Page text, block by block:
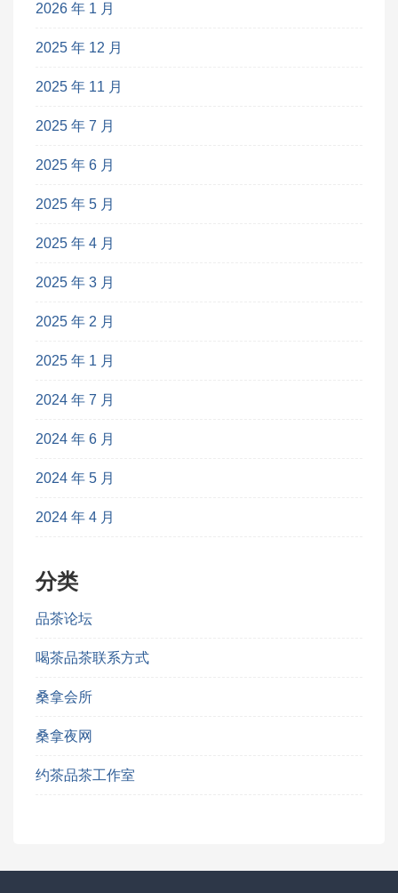
2026 年 1 月
2025 年 12 月
2025 年 11 月
2025 年 7 月
2025 年 6 月
2025 年 5 月
2025 年 4 月
2025 年 3 月
2025 年 2 月
2025 年 1 月
2024 年 7 月
2024 年 6 月
2024 年 5 月
2024 年 4 月
分类
品茶论坛
喝茶品茶联系方式
桑拿会所
桑拿夜网
约茶品茶工作室